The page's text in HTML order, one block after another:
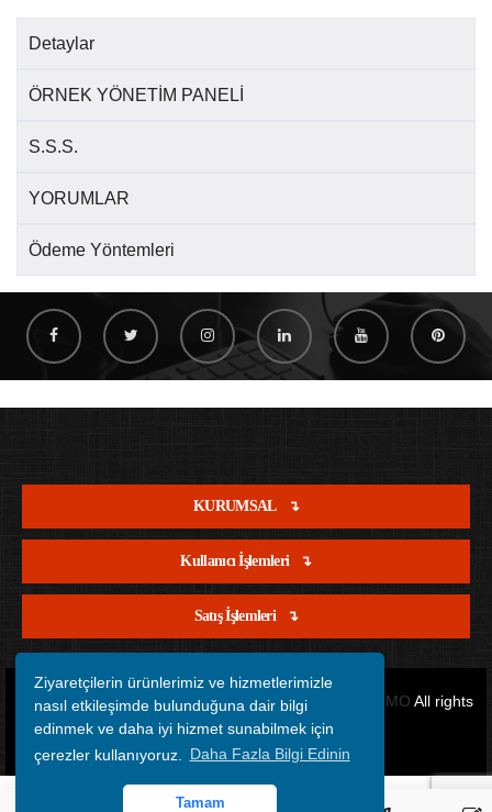
Ziyaretçilerin ürünlerimiz ve hizmetlerimizle
nasıl etkileşimde bulunduğuna dair bilgi
edinmek ve daha iyi hizmet sunabilmek için
çerezler kullanıyoruz.
Daha Fazla Bilgi Edinin
Tamam
Detaylar
ÖRNEK YÖNETİM PANELİ
S.S.S.
YORUMLAR
Ödeme Yöntemleri
KURUMSAL
Kullanıcı İşlemleri
Satış İşlemleri
Copyright © 2012 - 2026 Tüm Hakları Saklıdır. OFİSİMO All rights
reserved.